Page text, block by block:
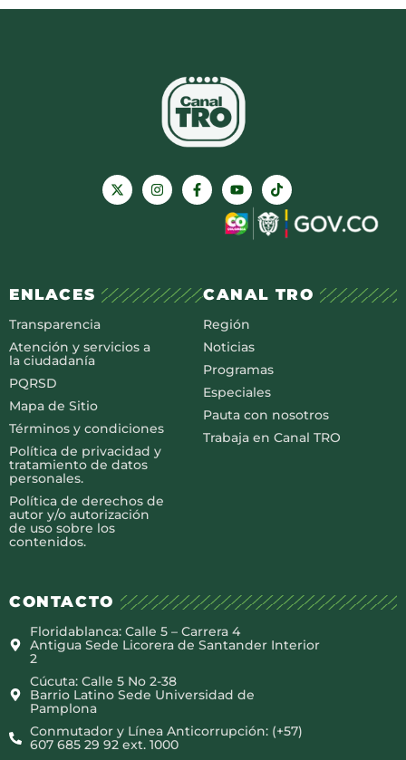
ENLACES
Transparencia
Atención y servicios a
la ciudadanía
PQRSD
Mapa de Sitio
Términos y condiciones
Política de privacidad y
tratamiento de datos
personales.
Política de derechos de
autor y/o autorización
de uso sobre los
contenidos.
CANAL TRO
Región
Noticias
Programas
Especiales
Pauta con nosotros
Trabaja en Canal TRO
CONTACTO
Floridablanca: Calle 5 – Carrera 4
Antigua Sede Licorera de Santander Interior
2
Cúcuta: Calle 5 No 2-38
Barrio Latino Sede Universidad de
Pamplona
Conmutador y Línea Anticorrupción: (+57)
607 685 29 92 ext. 1000